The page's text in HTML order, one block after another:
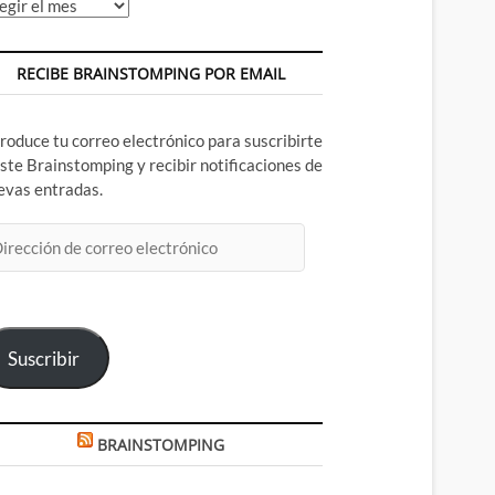
RECIBE BRAINSTOMPING POR EMAIL
tu correo electrónico para suscribirte
Brainstomping y recibir notificaciones de
entradas.
Suscribir
BRAINSTOMPING